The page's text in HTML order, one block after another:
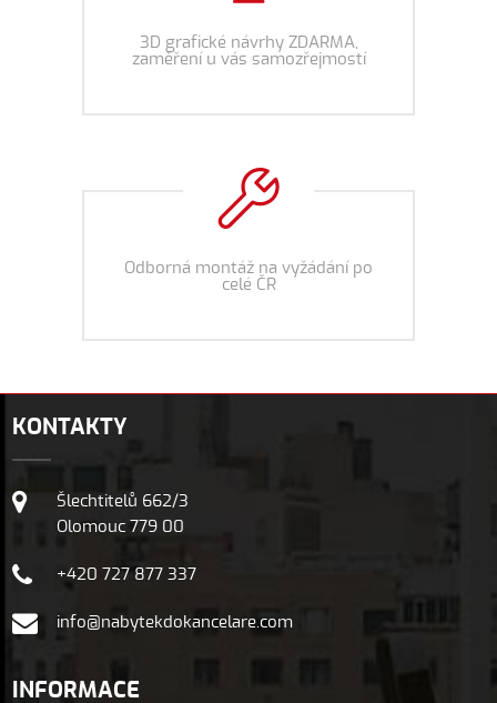
3D grafické návrhy ZDARMA,
zaměření u vás samozřejmostí
Odborná montáž na vyžádání po
celé ČR
KONTAKTY
Šlechtitelů 662/3
Olomouc 779 00
+420 727 877 337
info@nabytekdokancelare.com
INFORMACE